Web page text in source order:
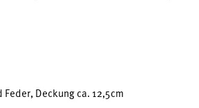
Deckung ca. 12,5cm